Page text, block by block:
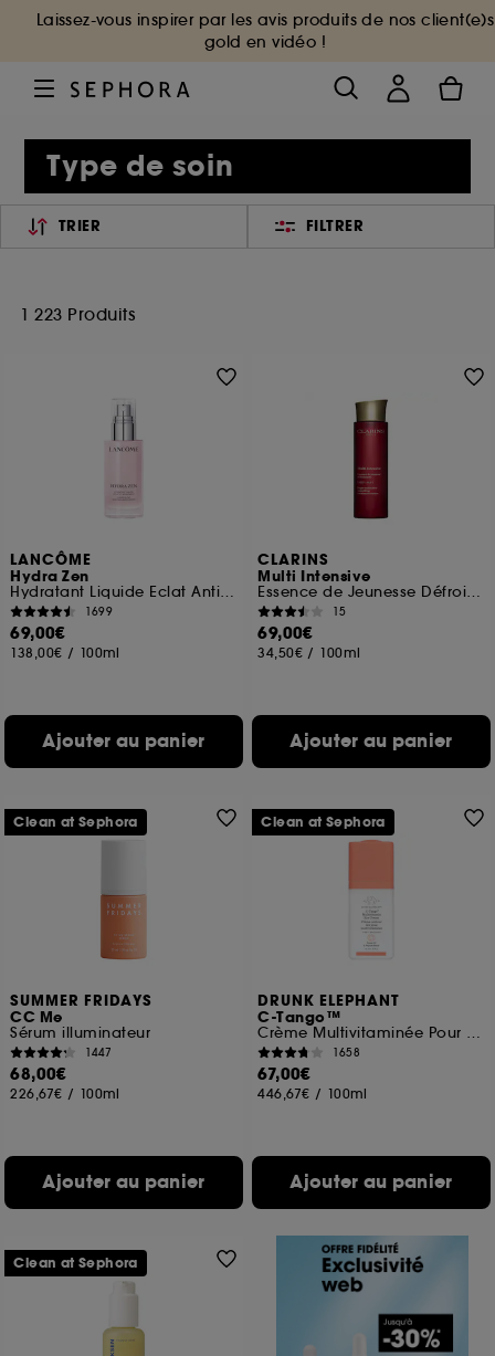
Laissez-vous inspirer par les avis produits de nos client(e)s
gold en vidéo !
Type de soin
TRIER FILTRER
1 223 Produits
LANCÔME
Hydra Zen
Hydratant Liquide Eclat Anti-stress
1699
69,00€
138,00€ / 100ml
Ajouter au panier
CLARINS
Multi Intensive
Essence de Jeunesse Défroissante
15
69,00€
34,50€ / 100ml
Ajouter au panier
SUMMER FRIDAYS
CC Me
Sérum illuminateur
1447
68,00€
226,67€ / 100ml
Ajouter au panier
Clean at Sephora
DRUNK ELEPHANT
C-Tango™
Crème Multivitaminée Pour Le Contour Des Yeux
1658
67,00€
446,67€ / 100ml
Ajouter au panier
Clean at Sephora
Clean at Sephora